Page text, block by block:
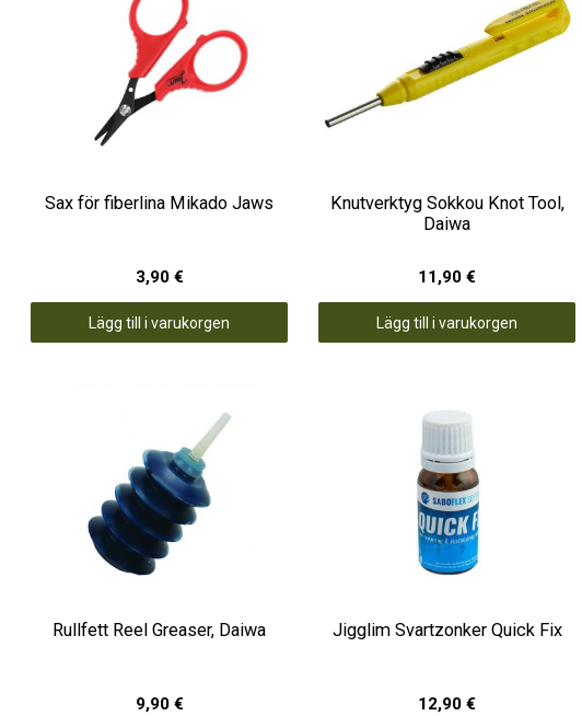
Sax för fiberlina Mikado Jaws
3,90 €
Lägg till i varukorgen
Knutverktyg Sokkou Knot Tool,
Daiwa
11,90 €
Lägg till i varukorgen
Rullfett Reel Greaser, Daiwa
9,90 €
Jigglim Svartzonker Quick Fix
12,90 €